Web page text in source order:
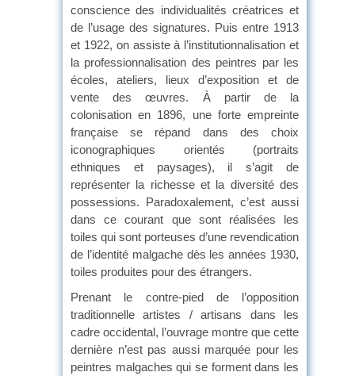
conscience des individualités créatrices et
de l’usage des signatures. Puis entre 1913
et 1922, on assiste à l’institutionnalisation et
la professionnalisation des peintres par les
écoles, ateliers, lieux d’exposition et de
vente des œuvres. À partir de la
colonisation en 1896, une forte empreinte
française se répand dans des choix
iconographiques orientés (portraits
ethniques et paysages), il s’agit de
représenter la richesse et la diversité des
possessions. Paradoxalement, c’est aussi
dans ce courant que sont réalisées les
toiles qui sont porteuses d’une revendication
de l’identité malgache dès les années 1930,
toiles produites pour des étrangers.
Prenant le contre-pied de l’opposition
traditionnelle artistes / artisans dans les
cadre occidental, l’ouvrage montre que cette
dernière n’est pas aussi marquée pour les
peintres malgaches qui se forment dans les